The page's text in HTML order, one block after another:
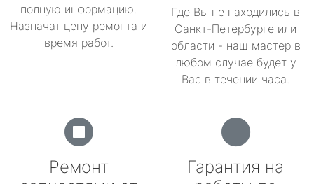
полную информацию.
Назначат цену ремонта и
время работ.
Где Вы не находились в
Санкт-Петербурге или
области - наш мастер в
любом случае будет у
Вас в течении часа.
Ремонт
Гарантия на